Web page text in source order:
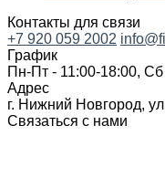
Контакты для связи
+7 920 059 2002
График
Пн-Пт - 11:00-18:00,
Адрес
г. Нижний Новгород,
Связаться с нами